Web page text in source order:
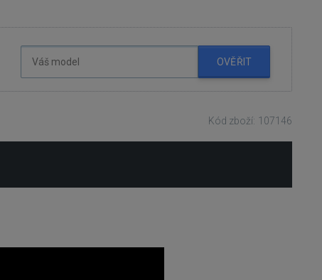
OVĚŘIT
Kód zboží: 107146